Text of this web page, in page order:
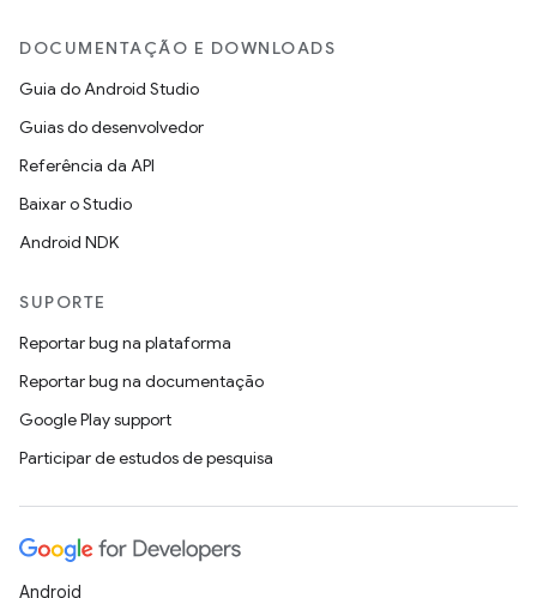
DOCUMENTAÇÃO E DOWNLOADS
Guia do Android Studio
Guias do desenvolvedor
Referência da API
Baixar o Studio
Android NDK
SUPORTE
Reportar bug na plataforma
Reportar bug na documentação
Google Play support
Participar de estudos de pesquisa
Android